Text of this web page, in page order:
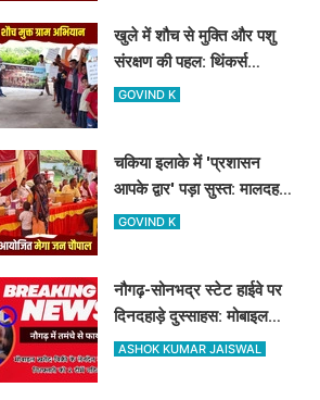
खुले में शौच से मुक्ति और पशु
संरक्षण की पहल: थिंकर्स
इवोल्यूशंस फाउंडेशन ने चंदौली
GOVIND K
चकिया इलाके में 'प्रशासन
आपके द्वार' पड़ा सुस्त: मालदह
गांव की मेगा जन चौपाल में नहीं
GOVIND K
नौगढ़-सोनभद्र स्टेट हाईवे पर
दिनदहाड़े दुस्साहस: मोबाइल
व्यवसायी पर तमंचे से फायरिंग,
ASHOK KUMAR JAISWAL